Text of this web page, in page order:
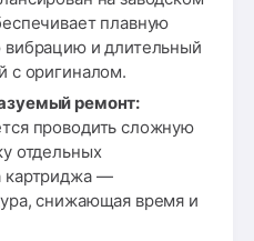
плавную
и длительный
с оригиналом.
ремонт:
проводить сложную
отдельных
картриджа —
снижающая время и